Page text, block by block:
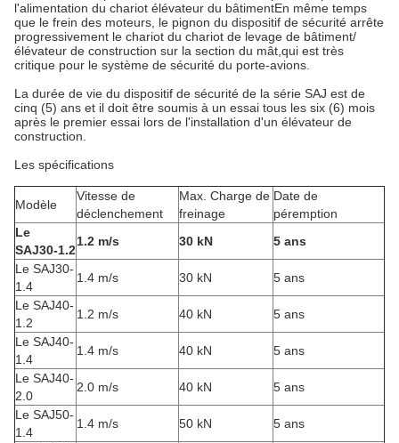
l'alimentation du chariot élévateur du bâtimentEn même temps
que le frein des moteurs, le pignon du dispositif de sécurité arrête
progressivement le chariot du chariot de levage de bâtiment/
élévateur de construction sur la section du mât,qui est très
critique pour le système de sécurité du porte-avions.
La durée de vie du dispositif de sécurité de la série SAJ est de
cinq (5) ans et il doit être soumis à un essai tous les six (6) mois
après le premier essai lors de l'installation d'un élévateur de
construction.
Les spécifications
Modèle
Vitesse de
déclenchement
Max. Charge de
freinage
Date de
péremption
Le
SAJ30-1.2
1.2 m/s 30 kN
5 ans
Le SAJ30-
1.4
1.4 m/s 30 kN
5 ans
Le SAJ40-
1.2
1.2 m/s 40 kN
5 ans
Le SAJ40-
1.4
1.4 m/s 40 kN
5 ans
Le SAJ40-
2.0
2.0 m/s 40 kN
5 ans
Le SAJ50-
1.4
1.4 m/s 50 kN
5 ans